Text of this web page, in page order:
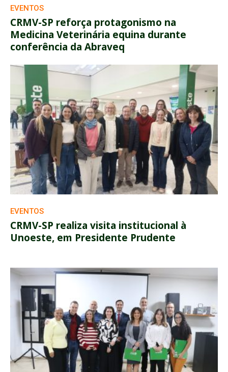
EVENTOS
CRMV-SP reforça protagonismo na
Medicina Veterinária equina durante
conferência da Abraveq
EVENTOS
CRMV-SP realiza visita institucional à
Unoeste, em Presidente Prudente